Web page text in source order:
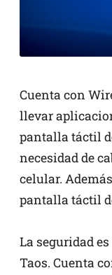
Cuenta con
llevar
pantalla táctil
necesidad de
celular.
pantalla táctil
La seguridad
Taos. Cuenta